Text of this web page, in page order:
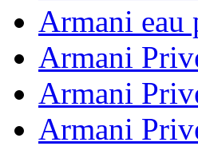
Armani eau
Armani
Armani
Armani